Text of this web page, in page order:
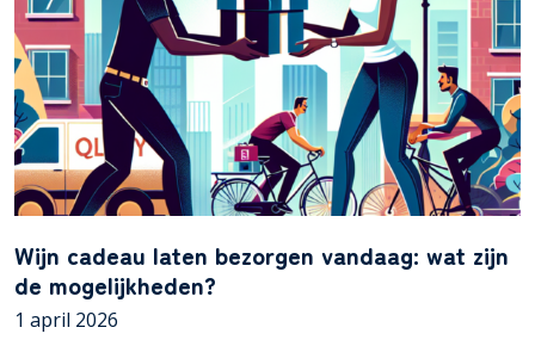
Wijn cadeau laten bezorgen vandaag: wat zijn
de mogelijkheden?
1 april 2026